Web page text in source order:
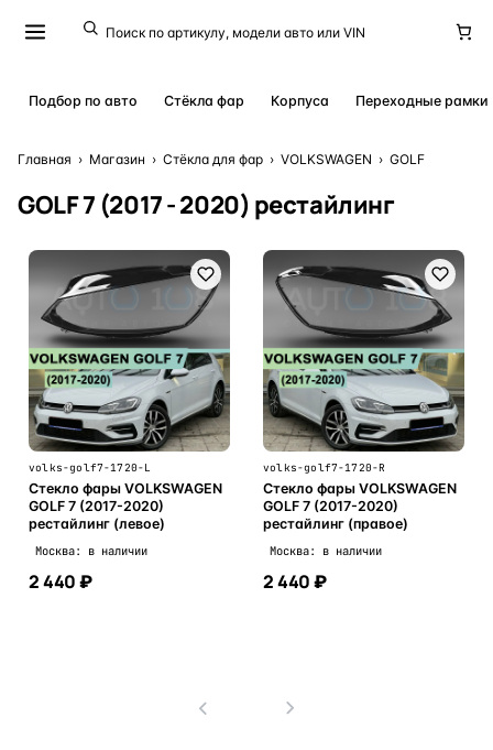
Подбор по авто Стёкла фар Корпуса Переходные рамки
Главная › Магазин › Стёкла для фар › VOLKSWAGEN › GOLF
GOLF 7 (2017 - 2020) рестайлинг
volks-golf7-1720-L
Стекло фары VOLKSWAGEN
GOLF 7 (2017-2020)
рестайлинг (левое)
Москва: в наличии
2 440 ₽
volks-golf7-1720-R
Стекло фары VOLKSWAGEN
GOLF 7 (2017-2020)
рестайлинг (правое)
Москва: в наличии
2 440 ₽